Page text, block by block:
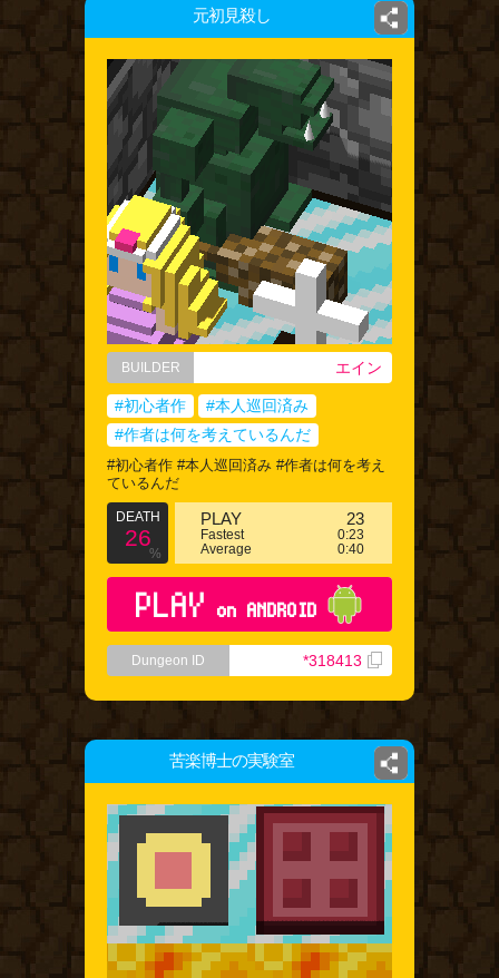
元初見殺し
BUILDER エイン
#初心者作
#本人巡回済み
#作者は何を考えているんだ
#初心者作 #本人巡回済み #作者は何を考え
ているんだ
DEATH
26
%
PLAY 23
Fastest
0:23
Average
0:40
PLAY on ANDROID
Dungeon ID *318413
苦楽博士の実験室